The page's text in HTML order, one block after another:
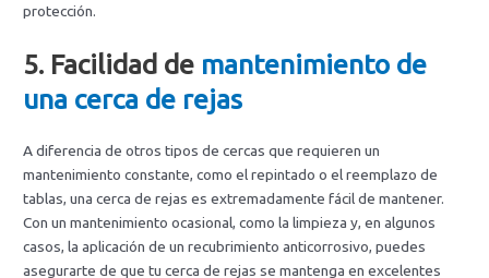
protección.
5. Facilidad de mantenimiento de
una cerca de rejas
A diferencia de otros tipos de cercas que requieren un
mantenimiento constante, como el repintado o el reemplazo de
tablas, una cerca de rejas es extremadamente fácil de mantener.
Con un mantenimiento ocasional, como la limpieza y, en algunos
casos, la aplicación de un recubrimiento anticorrosivo, puedes
asegurarte de que tu cerca de rejas se mantenga en excelentes